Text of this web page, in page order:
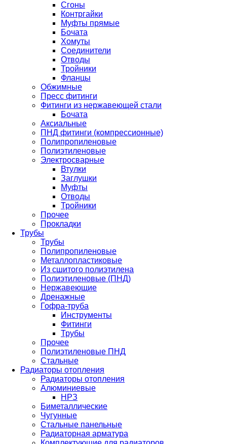
Сгоны
Контргайки
Муфты прямые
Бочата
Хомуты
Соединители
Отводы
Тройники
Фланцы
Обжимные
Пресс фитинги
Фитинги из нержавеющей стали
Бочата
Аксиальные
ПНД фитинги (компрессионные)
Полипропиленовые
Полиэтиленовые
Электросварные
Втулки
Заглушки
Муфты
Отводы
Тройники
Прочее
Прокладки
Трубы
Трубы
Полипропиленовые
Металлопластиковые
Из сшитого полиэтилена
Полиэтиленовые (ПНД)
Нержавеющие
Дренажные
Гофра-труба
Инструменты
Фитинги
Трубы
Прочее
Полиэтиленовые ПНД
Стальные
Радиаторы отопления
Радиаторы отопления
Алюминиевые
НРЗ
Биметаллические
Чугунные
Стальные панельные
Радиаторная арматура